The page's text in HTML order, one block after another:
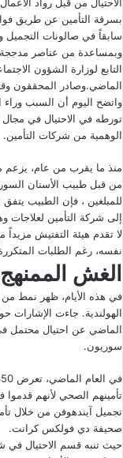
بسرقة التأمين عن طريق
سابقاً في صالونات التجميل
التابع لوزارة الشؤون
الماضي.وصادر المحققون
واتضح اليوم أن السبب
تورطه في الاحتيال في
الوهمية من شركات التأمين.
منذ ما يقرب من عام، يزعم
من قبل طبيب الأسنان
للمبلغين ، فإن الطبيب
إلى شركة التأمين لعلاجات
لا تقدم هيئة التفتيش
نفسه، رغم الطلبات
الغش الممنهج
في هذه الأيام، ظهر نمط
الهولندية. جاءت الإشارات
سوريون.
تأمينهم الصحي لأنهم
تجميل آيندهوفن من خلال
صحيفة دي فولكس كرانت.